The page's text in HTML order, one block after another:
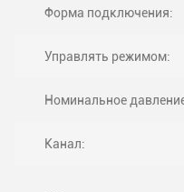
Форма подключения:
Управлять режимом:
Номинальное
Канал: